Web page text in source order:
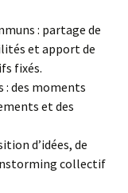
: partage de
et apport de
fixés.
: des moments
et des
d’idées, de
collectif